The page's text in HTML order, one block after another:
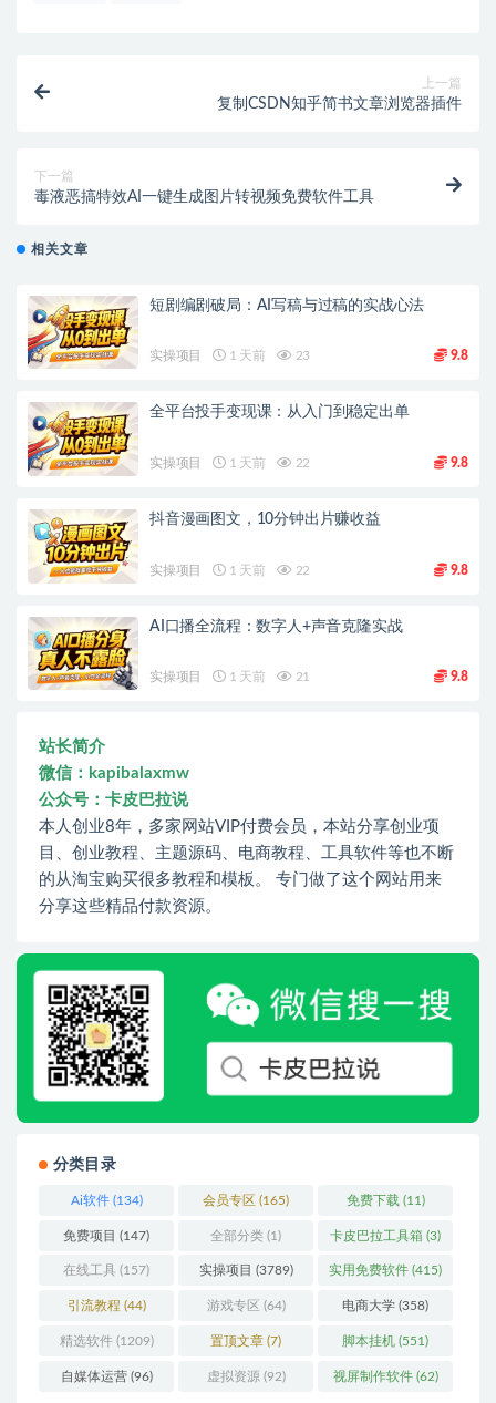
上一篇
复制CSDN知乎简书文章浏览器插件
下一篇
毒液恶搞特效AI一键生成图片转视频免费软件工具
相关文章
短剧编剧破局：AI写稿与过稿的实战心法
实操项目 1 天前 23 9.8
全平台投手变现课：从入门到稳定出单
实操项目 1 天前 22 9.8
抖音漫画图文，10分钟出片赚收益
实操项目 1 天前 22 9.8
AI口播全流程：数字人+声音克隆实战
实操项目 1 天前 21 9.8
站长简介
微信：kapibalaxmw
公众号：卡皮巴拉说
本人创业8年，多家网站VIP付费会员，本站分享创业项
目、创业教程、主题源码、电商教程、工具软件等也不断
的从淘宝购买很多教程和模板。 专门做了这个网站用来
分享这些精品付款资源。
分类目录
Ai软件(134) 会员专区 (165) 免费下载 (11)
免费项目 (147) 全部分类 (1) 卡皮巴拉工具箱 (3)
在线工具 (157) 实操项目 (3789) 实用免费软件 (415)
引流教程 (44) 游戏专区 (64) 电商大学 (358)
精选软件(1209) 置顶文章 (7) 脚本挂机 (551)
自媒体运营(96) 虚拟资源 (92) 视屏制作软件(62)